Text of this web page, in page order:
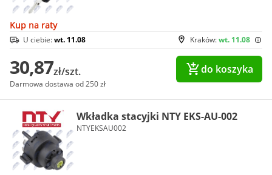
Kup na raty
Kraków:wt. 11.08
U ciebie:wt. 11.08
30,87zł/szt.
Darmowa dostawa od 250 zł
do koszyka
Wkładka stacyjki NTY EKS-AU-002
NTYEKSAU002